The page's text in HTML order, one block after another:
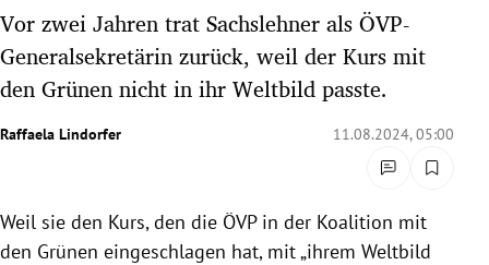
Untermenü
Untermenü
Untermenü
Vor zwei Jahren trat Sachslehner als ÖVP-
Generalsekretärin zurück, weil der Kurs mit
den Grünen nicht in ihr Weltbild passte.
Raffaela Lindorfer 11.08.2024, 05:00
Weil sie den Kurs, den die ÖVP in der Koalition mit
den Grünen eingeschlagen hat, mit „ihrem Weltbild